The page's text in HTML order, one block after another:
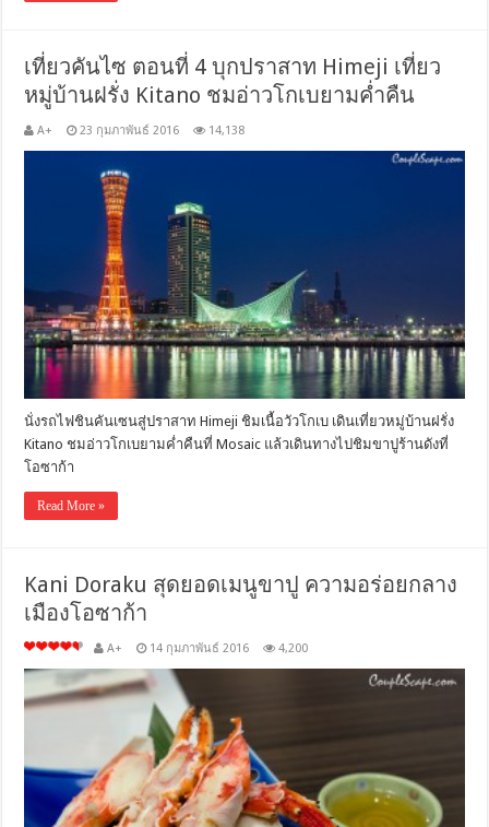
เที่ยวคันไซ ตอนที่ 4 บุกปราสาท Himeji เที่ยว
หมู่บ้านฝรั่ง Kitano ชมอ่าวโกเบยามค่ำคืน
A+ 23 กุมภาพันธ์ 2016 14,138
นั่งรถไฟชินคันเซนสู่ปราสาท Himeji ชิมเนื้อวัวโกเบ เดินเที่ยวหมู่บ้านฝรั่ง
Kitano ชมอ่าวโกเบยามค่ำคืนที่ Mosaic แล้วเดินทางไปชิมขาปูร้านดังที่
โอซาก้า
Read More »
Kani Doraku สุดยอดเมนูขาปู ความอร่อยกลาง
เมืองโอซาก้า
A+ 14 กุมภาพันธ์ 2016 4,200